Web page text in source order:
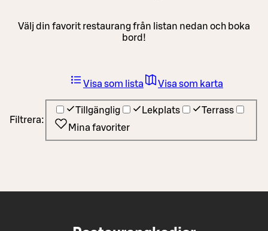
Välj din favorit restaurang från listan nedan och boka
bord!
Filtrera:
Tillgänglig Lekplats
Terrass
Mina favoriter
Visa som lista Visa som karta